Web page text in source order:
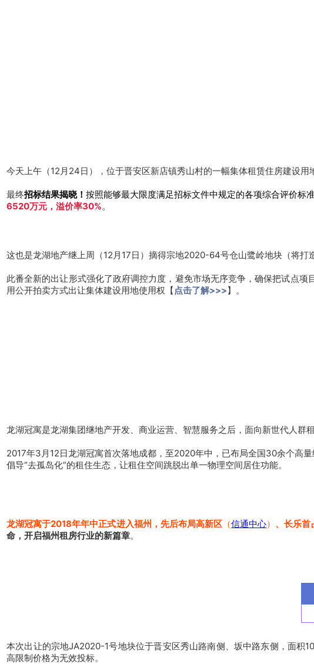
今天上午（12月24日），位于晋安区新店镇秀山村的一幅集体租赁住房建设用
最终招标结果揭晓！ 按照能够最大限度满足招标文件中规定的各项综合评价标
6520万元，溢价率30%。
这也是龙湖地产继上周（12月17日）摘得宗地2020-64号仓山鹭岭地块（将打
此番全新的出让形式强化了政府调控力度，避免市场无序竞争，确保把试点
用公开拍卖方式出让集体建设用地使用权【 点击了解>>>】。
龙湖冠寓是龙湖集团继地产开发、商业运营、智慧服务之后，面向新世代人群
2017年3月12日龙湖冠寓首次落地成都，至2020年中，已布局全国30余个高
倡导“去孤岛化”的租住生态，让租住空间跳脱出单一物理空间居住功能。
龙湖冠寓于2018年年中正式进入福州，先后布局高新区 （信通中心） 、长乐首
命，开启福州租房行业的新篇章。
本次出让的宗地JA2020-1号地块位于晋安区秀山路南侧、坂中路东侧，面积
高限制价格为无效投标。